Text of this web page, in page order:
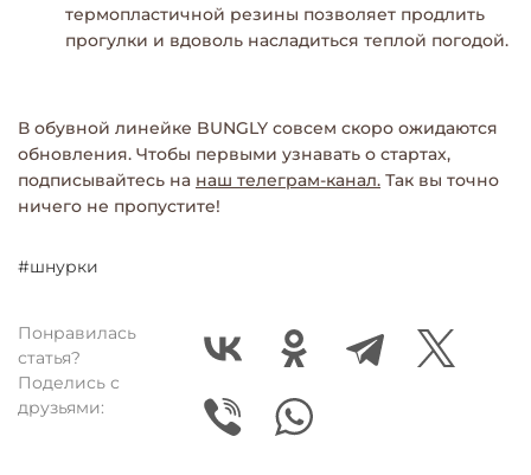
термопластичной резины позволяет продлить
прогулки и вдоволь насладиться теплой погодой.
В обувной линейке BUNGLY совсем скоро ожидаются
обновления. Чтобы первыми узнавать о стартах,
подписывайтесь на наш телеграм-канал. Так вы точно
ничего не пропустите!
#шнурки
Понравилась
статья?
Поделись с
друзьями: